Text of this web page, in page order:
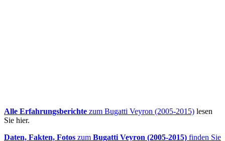
Alle Erfahrungsberichte zum Bugatti Veyron (2005-2015) lesen
Sie hier.
Daten, Fakten, Fotos zum Bugatti Veyron (2005-2015) finden Sie